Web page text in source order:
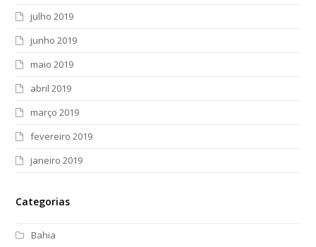
julho 2019
junho 2019
maio 2019
abril 2019
março 2019
fevereiro 2019
janeiro 2019
Categorias
Bahia